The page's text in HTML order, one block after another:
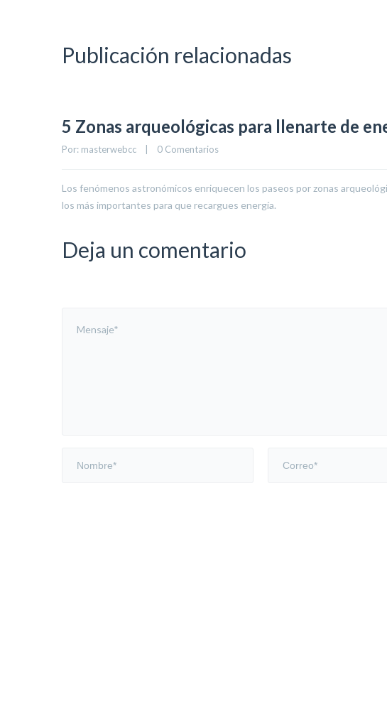
Publicación relacionadas
5 Zonas arqueológicas para llenarte de
Por: masterwebcc 0 Comentarios
Los fenómenos astronómicos enriquecen los paseos por zonas
los más importantes para que recargues energía.
Deja un comentario